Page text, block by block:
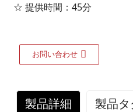
☆ 提供時間：45分
お問い合わせ
製品詳細 製品タ